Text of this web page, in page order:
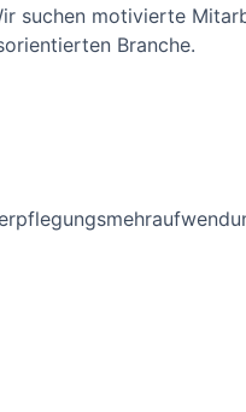
suchen motivierte
Branche.